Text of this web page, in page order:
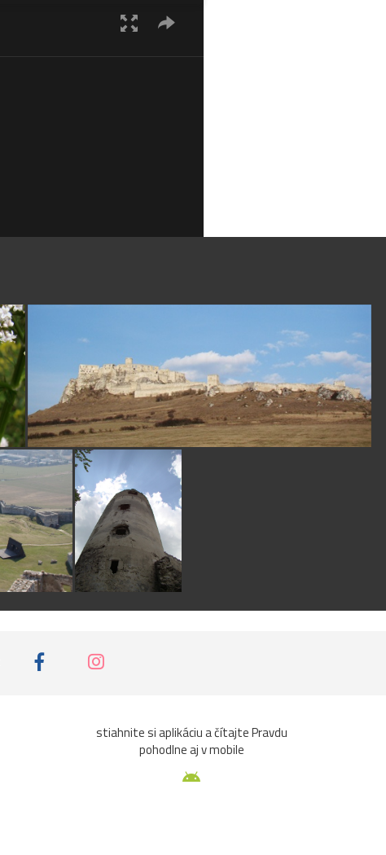
stiahnite si aplikáciu a čítajte Pravdu
pohodlne aj v mobile